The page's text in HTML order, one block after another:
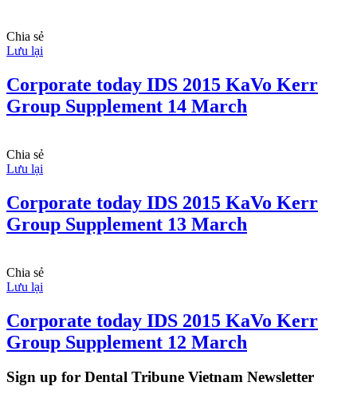
Chia sẻ
Lưu lại
Corporate today IDS 2015 KaVo Kerr
Group Supplement 14 March
Chia sẻ
Lưu lại
Corporate today IDS 2015 KaVo Kerr
Group Supplement 13 March
Chia sẻ
Lưu lại
Corporate today IDS 2015 KaVo Kerr
Group Supplement 12 March
Sign up for Dental Tribune Vietnam Newsletter